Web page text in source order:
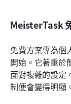
MeisterTask
免費方案專為個
開始。它著重於
面對複雜的設定
制便會變得明顯